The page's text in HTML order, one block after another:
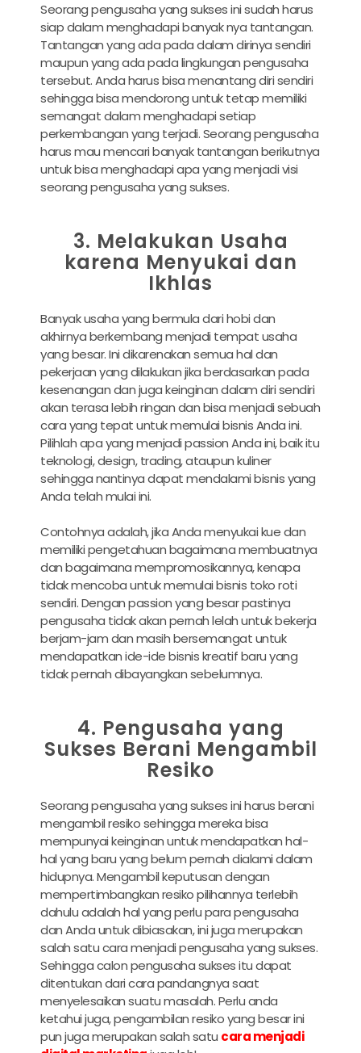
Seorang pengusaha yang sukses ini sudah harus
siap dalam menghadapi banyak nya tantangan.
Tantangan yang ada pada dalam dirinya sendiri
maupun yang ada pada lingkungan pengusaha
tersebut. Anda harus bisa menantang diri sendiri
sehingga bisa mendorong untuk tetap memiliki
semangat dalam menghadapi setiap
perkembangan yang terjadi. Seorang pengusaha
harus mau mencari banyak tantangan berikutnya
untuk bisa menghadapi apa yang menjadi visi
seorang pengusaha yang sukses.
3. Melakukan Usaha
karena Menyukai dan
Ikhlas
Banyak usaha yang bermula dari hobi dan
akhirnya berkembang menjadi tempat usaha
yang besar. Ini dikarenakan semua hal dan
pekerjaan yang dilakukan jika berdasarkan pada
kesenangan dan juga keinginan dalam diri sendiri
akan terasa lebih ringan dan bisa menjadi sebuah
cara yang tepat untuk memulai bisnis Anda ini.
Pilihlah apa yang menjadi passion Anda ini, baik itu
teknologi, design, trading, ataupun kuliner
sehingga nantinya dapat mendalami bisnis yang
Anda telah mulai ini.
Contohnya adalah, jika Anda menyukai kue dan
memiliki pengetahuan bagaimana membuatnya
dan bagaimana mempromosikannya, kenapa
tidak mencoba untuk memulai bisnis toko roti
sendiri. Dengan passion yang besar pastinya
pengusaha tidak akan pernah lelah untuk bekerja
berjam-jam dan masih bersemangat untuk
mendapatkan ide-ide bisnis kreatif baru yang
tidak pernah dibayangkan sebelumnya.
4. Pengusaha yang
Sukses Berani Mengambil
Resiko
Seorang pengusaha yang sukses ini harus berani
mengambil resiko sehingga mereka bisa
mempunyai keinginan untuk mendapatkan hal-
hal yang baru yang belum pernah dialami dalam
hidupnya. Mengambil keputusan dengan
mempertimbangkan resiko pilihannya terlebih
dahulu adalah hal yang perlu para pengusaha
dan Anda untuk dibiasakan, ini juga merupakan
salah satu cara menjadi pengusaha yang sukses.
Sehingga calon pengusaha sukses itu dapat
ditentukan dari cara pandangnya saat
menyelesaikan suatu masalah. Perlu anda
ketahui juga, pengambilan resiko yang besar ini
pun juga merupakan salah satu cara menjadi